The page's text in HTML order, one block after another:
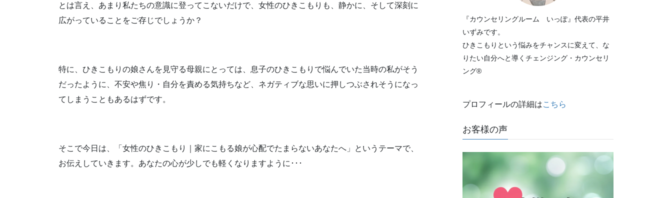
とは言え、あまり私たちの意識に登ってこないだけで、女性のひきこもりも、静かに、そして深刻に
広がっていることをご存じでしょうか？
特に、ひきこもりの娘さんを見守る母親にとっては、息子のひきこもりで悩んでいた当時の私がそう
だったように、不安や焦り・自分を責める気持ちなど、ネガティブな思いに押しつぶされそうになっ
てしまうこともあるはずです。
そこで今日は、「女性のひきこもり｜家にこもる娘が心配でたまらないあなたへ」というテーマで、
お伝えしていきます。あなたの心が少しでも軽くなりますように･･･
『カウンセリングルーム いっぽ』代表の平井
いずみです。
ひきこもりという悩みをチャンスに変えて、な
りたい自分へと導くチェンジング・カウンセリ
ング®
プロフィールの詳細はこちら
お客様の声